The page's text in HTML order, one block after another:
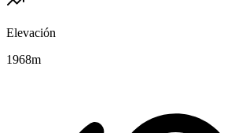
Elevación
1968m